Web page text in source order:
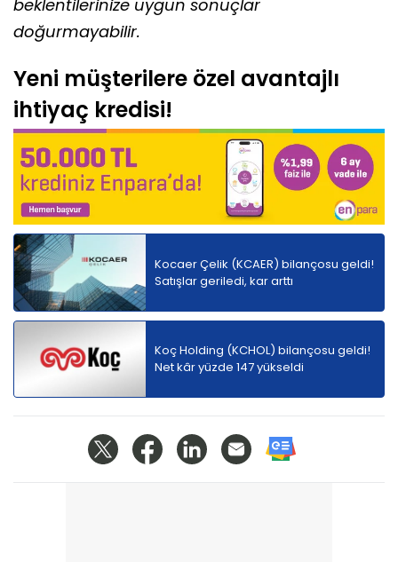
beklentilerinize uygun sonuçlar
doğurmayabilir.
Yeni müşterilere özel avantajlı
ihtiyaç kredisi!
Kocaer Çelik (KCAER) bilançosu geldi!
Satışlar geriledi, kar arttı
Koç Holding (KCHOL) bilançosu geldi!
Net kâr yüzde 147 yükseldi